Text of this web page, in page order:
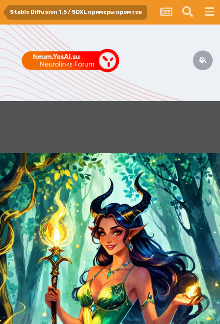
Stable Diffusion 1.5 / SDXL примеры промтов